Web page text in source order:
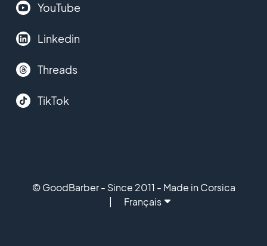
YouTube
Linkedin
Threads
TikTok
© GoodBarber - Since 2011 - Made in Corsica
Français